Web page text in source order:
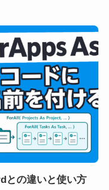
との違いと使い方